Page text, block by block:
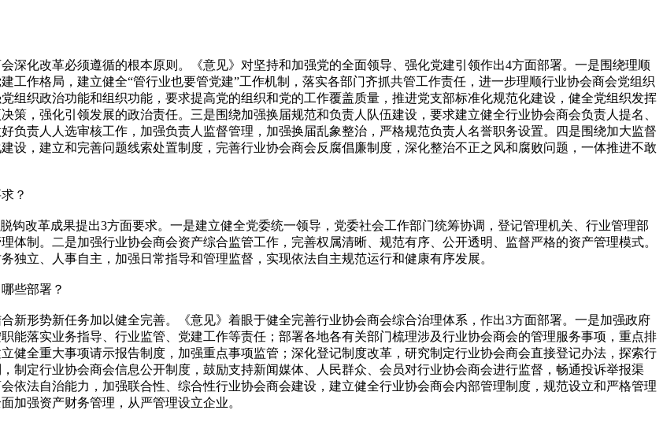
化改革必须遵循的根本原则。《意见》对坚持和加强党的全面领导、强化党建引领作出4方面部署。一是围绕理顺
工作格局，建立健全“管行业也要管党建”工作机制，落实各部门齐抓共管工作责任，进一步理顺行业协会商会党组织
组织政治功能和组织功能，要求提高党的组织和党的工作覆盖质量，推进党支部标准化规范化建设，健全党组织发挥
，强化引领发展的政治责任。三是围绕加强换届规范和负责人队伍建设，要求建立健全行业协会商会负责人提名、
负责人人选审核工作，加强负责人监督管理，加强换届乱象整治，严格规范负责人名誉职务设置。四是围绕加大监督
设，建立和完善问题线索处置制度，完善行业协会商会反腐倡廉制度，深化整治不正之风和腐败问题，一体推进不敢
？
改革成果提出3方面要求。一是建立健全党委统一领导，党委社会工作部门统筹协调，登记管理机关、行业管理部
体制。二是加强行业协会商会资产综合监管工作，完善权属清晰、规范有序、公开透明、监督严格的资产管理模式。
立、人事自主，加强日常指导和管理监督，实现依法自主规范运行和健康有序发展。
些部署？
形势新任务加以健全完善。《意见》着眼于健全完善行业协会商会综合治理体系，作出3方面部署。一是加强政府
能落实业务指导、行业监管、党建工作等责任；部署各地各有关部门梳理涉及行业协会商会的管理服务事项，重点排
健全重大事项请示报告制度，加强重点事项监管；深化登记制度改革，研究制定行业协会商会直接登记办法，探索行
制定行业协会商会信息公开制度，鼓励支持新闻媒体、人民群众、会员对行业协会商会进行监督，畅通投诉举报渠
依法自治能力，加强联合性、综合性行业协会商会建设，建立健全行业协会商会内部管理制度，规范设立和严格管理
加强资产财务管理，从严管理设立企业。